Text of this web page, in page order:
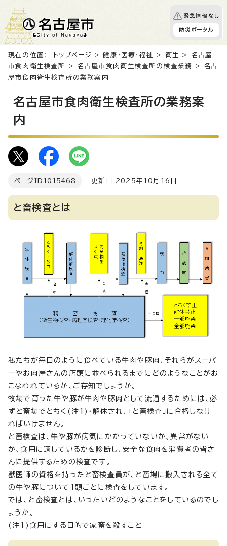
緊急情報なし
防災ポータル
現在の位置： トップページ >健康・医療・福祉 > 衛生 >
名古屋
市食肉衛生検査所
> 名古屋市食肉衛生検査所の検査業務
> 名古
屋市食肉衛生検査所の業務案内
名古屋市食肉衛生検査所の業務案
内
ページID 1015468 更新日 2025年10月16日
と畜検査とは
私たちが毎日のように食べている牛肉や豚肉、それらがスーパ
ーやお肉屋さんの店頭に並べられるまでにどのようなことがお
こなわれているか、ご存知でしょうか。
牧場で育った牛や豚が牛肉や豚肉として流通するためには、必
ずと畜場でとちく(注1)・解体され、『と畜検査』に合格しなけ
ればいけません。
と畜検査は、牛や豚が病気にかかっていないか、異常がない
か、食用に適しているかを診断し、安全な食肉を消費者の皆さ
んに提供するための検査です。
獣医師の資格を持ったと畜検査員が、と畜場に搬入される全て
の牛や豚について1頭ごとに検査をしています。
では、と畜検査とは、いったいどのようなことをしているのでし
ょうか。
(注1)食用にする目的で家畜を殺すこと